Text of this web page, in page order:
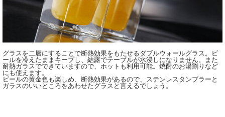
グラスを二層にすることで断熱効果をもたせるダブルウォールグラス。ビ
ールを冷えたままキープし、結露でテーブルが水浸しになりません。また
耐熱ガラスでできていますので、ホットも利用可能。焼酎のお湯割りなど
にも使えます。
ビールの黄金色も楽しめ、断熱効果があるので、ステンレスタンブラーと
ガラスのいいところをあわせたグラスと言えるでしょう。